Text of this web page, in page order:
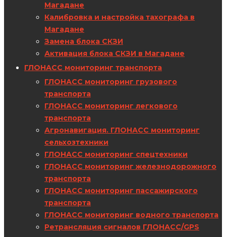
Магадане
Калибровка и настройка тахографа в
Магадане
Замена блока СКЗИ
Активация блока СКЗИ в Магадане
ГЛОНАСС мониторинг транспорта
ГЛОНАСС мониторинг грузового
транспорта
ГЛОНАСС мониторинг легкового
транспорта
Агронавигация. ГЛОНАСС мониторинг
сельхозтехники
ГЛОНАСС мониторинг спецтехники
ГЛОНАСС мониторинг железнодорожного
транспорта
ГЛОНАСС мониторинг пассажирского
транспорта
ГЛОНАСС мониторинг водного транспорта
Ретрансляция сигналов ГЛОНАСС/GPS